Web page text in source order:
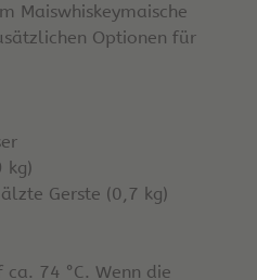
Maiswhiskeymaische
Optionen für
kg)
Gerste (0,7 kg)
74 °C. Wenn die